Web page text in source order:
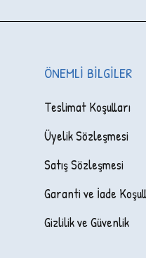
ÖNEMLI BILGILER
Teslimat Koşulları
Üyelik Sözleşmesi
Satış Sözleşmesi
Garanti ve İade
Gizlilik ve Güvenlik